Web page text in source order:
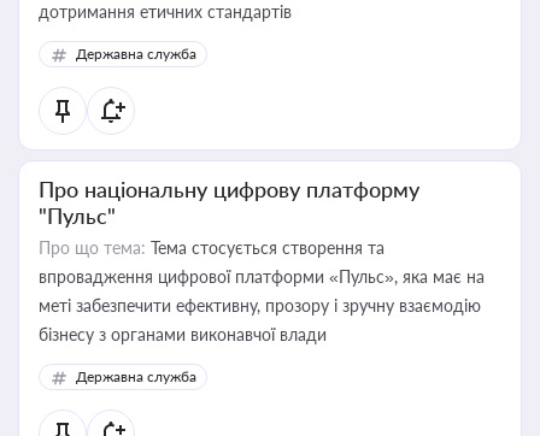
дотримання етичних стандартів
Державна служба
Про національну цифрову платформу
"Пульс"
Про що тема: Тема стосується створення та
впровадження цифрової платформи «Пульс», яка має на
меті забезпечити ефективну, прозору і зручну взаємодію
бізнесу з органами виконавчої влади
Державна служба